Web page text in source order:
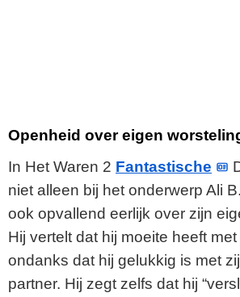
Openheid over eigen
In Het Waren 2 Fantastische
niet alleen bij het onderwerp Ali
ook opvallend eerlijk over zijn
Hij vertelt dat hij moeite heeft
ondanks dat hij gelukkig is met
partner. Hij zegt zelfs dat hij